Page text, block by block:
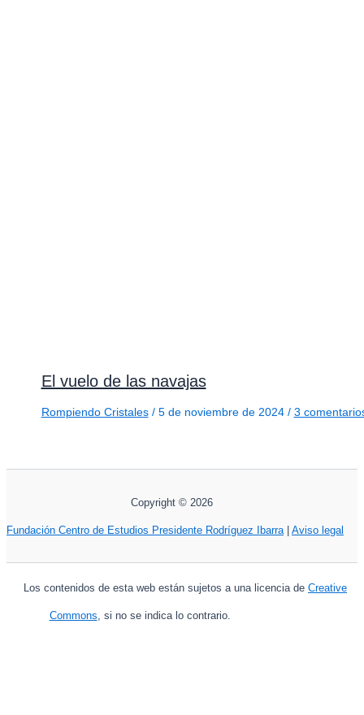
El vuelo de las navajas
Rompiendo Cristales/ 5 de noviembre de 2024 / 3
Copyright © 2026
Fundación Centro de Estudios Presidente Rodríguez Ibarra| Aviso legal
Los contenidos de esta web están sujetos a una licencia de Creative
Commons, si no se indica lo contrario.